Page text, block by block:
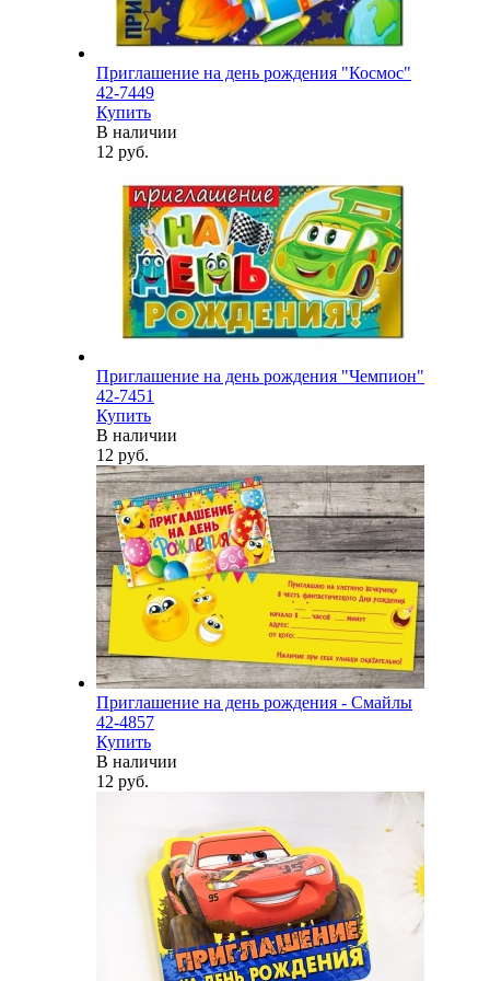
Приглашение на день рождения "Космос"
42-7449
Купить
В наличии
12 руб.
Приглашение на день рождения "Чемпион"
42-7451
Купить
В наличии
12 руб.
Приглашение на день рождения - Смайлы
42-4857
Купить
В наличии
12 руб.